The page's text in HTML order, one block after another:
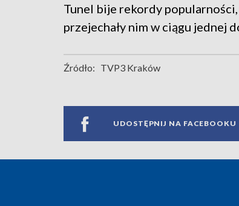
Tunel bije rekordy
przejechały nim w ciągu jednej
Źródło: TVP3 Kraków
UDOSTĘPNIJ NA FACEBOOKU